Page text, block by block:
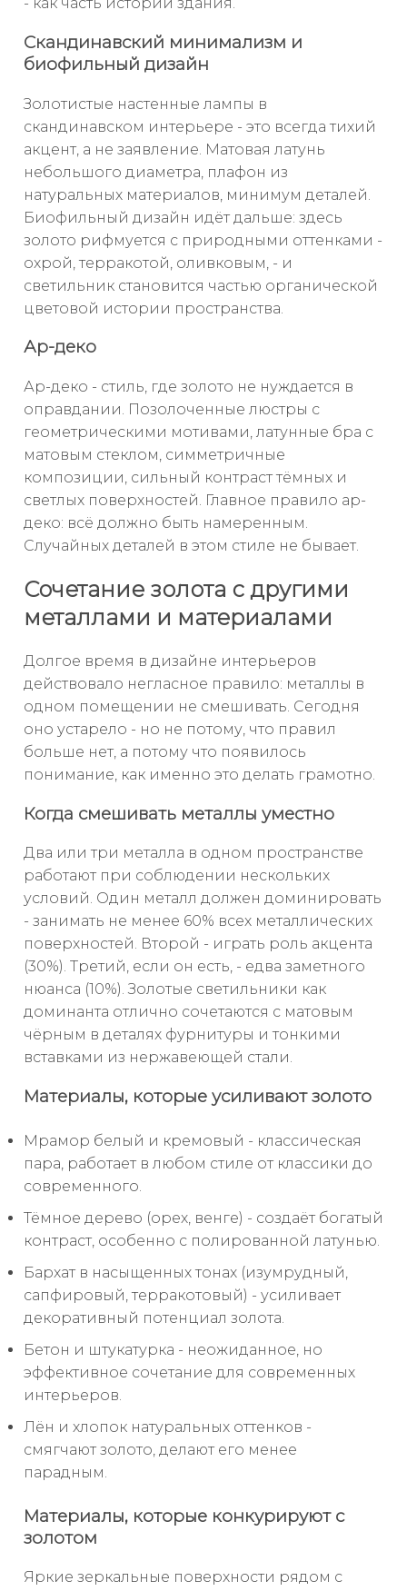
Скандинавский минимализм и
биофильный дизайн
Золотистые настенные лампы в
скандинавском интерьере - это всегда тихий
акцент, а не заявление. Матовая латунь
небольшого диаметра, плафон из
натуральных материалов, минимум деталей.
Биофильный дизайн идёт дальше: здесь
золото рифмуется с природными оттенками -
охрой, терракотой, оливковым, - и
светильник становится частью органической
цветовой истории пространства.
Ар-деко
Ар-деко - стиль, где золото не нуждается в
оправдании. Позолоченные люстры с
геометрическими мотивами, латунные бра с
матовым стеклом, симметричные
композиции, сильный контраст тёмных и
светлых поверхностей. Главное правило ар-
деко: всё должно быть намеренным.
Случайных деталей в этом стиле не бывает.
Сочетание золота с другими
металлами и материалами
Долгое время в дизайне интерьеров
действовало негласное правило: металлы в
одном помещении не смешивать. Сегодня
оно устарело - но не потому, что правил
больше нет, а потому что появилось
понимание, как именно это делать грамотно.
Когда смешивать металлы уместно
Два или три металла в одном пространстве
работают при соблюдении нескольких
условий. Один металл должен доминировать
- занимать не менее 60% всех металлических
поверхностей. Второй - играть роль акцента
(30%). Третий, если он есть, - едва заметного
нюанса (10%). Золотые светильники как
доминанта отлично сочетаются с матовым
чёрным в деталях фурнитуры и тонкими
вставками из нержавеющей стали.
Материалы, которые усиливают золото
Мрамор белый и кремовый - классическая
пара, работает в любом стиле от классики до
современного.
Тёмное дерево (орех, венге) - создаёт богатый
контраст, особенно с полированной латунью.
Бархат в насыщенных тонах (изумрудный,
сапфировый, терракотовый) - усиливает
декоративный потенциал золота.
Бетон и штукатурка - неожиданное, но
эффективное сочетание для современных
интерьеров.
Лён и хлопок натуральных оттенков -
смягчают золото, делают его менее
парадным.
Материалы, которые конкурируют с
золотом
Яркие зеркальные поверхности рядом с